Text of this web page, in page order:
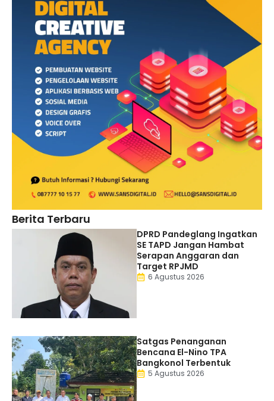
Berita Terbaru
DPRD Pandeglang Ingatkan
SE TAPD Jangan Hambat
Serapan Anggaran dan
Target RPJMD
6 Agustus 2026
Satgas Penanganan
Bencana El-Nino TPA
Bangkonol Terbentuk
5 Agustus 2026